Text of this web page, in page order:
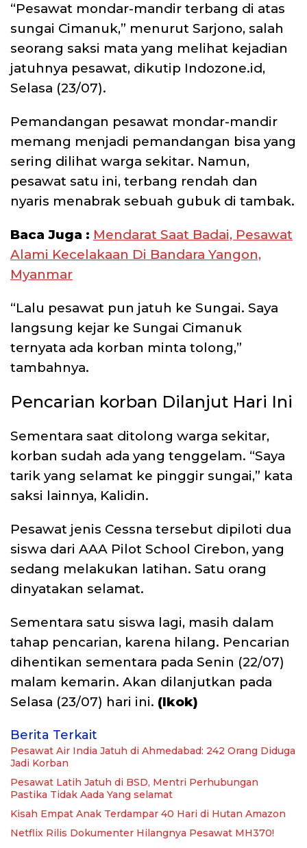
“Pesawat mondar-mandir terbang di atas
sungai Cimanuk,” menurut Sarjono, salah
seorang saksi mata yang melihat kejadian
jatuhnya pesawat, dikutip Indozone.id,
Selasa (23/07).
Pemandangan pesawat mondar-mandir
memang menjadi pemandangan bisa yang
sering dilihat warga sekitar. Namun,
pesawat satu ini, terbang rendah dan
nyaris menabrak sebuah gubuk di tambak.
Baca Juga : Mendarat Saat Badai, Pesawat
Alami Kecelakaan Di Bandara Yangon,
Myanmar
“Lalu pesawat pun jatuh ke Sungai. Saya
langsung kejar ke Sungai Cimanuk
ternyata ada korban minta tolong,”
tambahnya.
Pencarian korban Dilanjut Hari Ini
Sementara saat ditolong warga sekitar,
korban sudah ada yang tenggelam. “Saya
tarik yang selamat ke pinggir sungai,” kata
saksi lainnya, Kalidin.
Pesawat jenis Cessna tersebut dipiloti dua
siswa dari AAA Pilot School Cirebon, yang
sedang melakukan latihan. Satu orang
dinyatakan selamat.
Sementara satu siswa lagi, masih dalam
tahap pencarian, karena hilang. Pencarian
dihentikan sementara pada Senin (22/07)
malam kemarin. Akan dilanjutkan pada
Selasa (23/07) hari ini. (Ikok)
Berita Terkait
Pesawat Air India Jatuh di Ahmedabad: 242 Orang Diduga
Jadi Korban
Pesawat Latih Jatuh di BSD, Mentri Perhubungan
Pastika Tidak Aada Yang selamat
Kisah Empat Anak Terdampar 40 Hari di Hutan Amazon
Netflix Rilis Dokumenter Hilangnya Pesawat MH370!